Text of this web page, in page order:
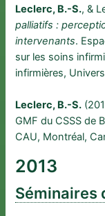
Leclerc, B.-S., &
palliatifs :
intervenants.
sur les soins
infirmières,
Leclerc, B.-S.
GMF du CSSS de
CAU, Montréal,
2013
Séminaires